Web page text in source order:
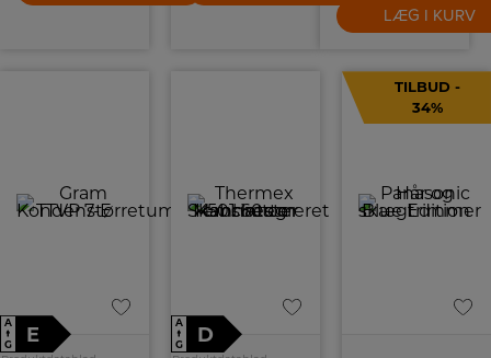
LÆG I KURV
A
↑
G
E
A
↑
G
D
TILBUD -
34%